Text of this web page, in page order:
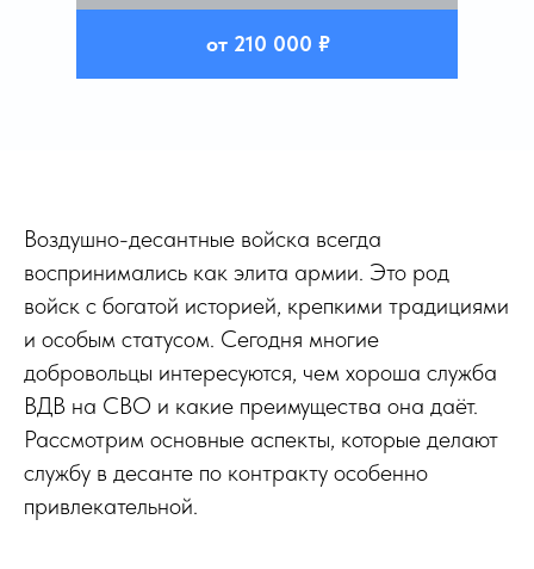
от 210 000 ₽
Воздушно-десантные войска всегда
воспринимались как элита армии. Это род
войск с богатой историей, крепкими традициями
и особым статусом. Сегодня многие
добровольцы интересуются, чем хороша служба
ВДВ на СВО и какие преимущества она даёт.
Рассмотрим основные аспекты, которые делают
службу в десанте по контракту особенно
привлекательной.